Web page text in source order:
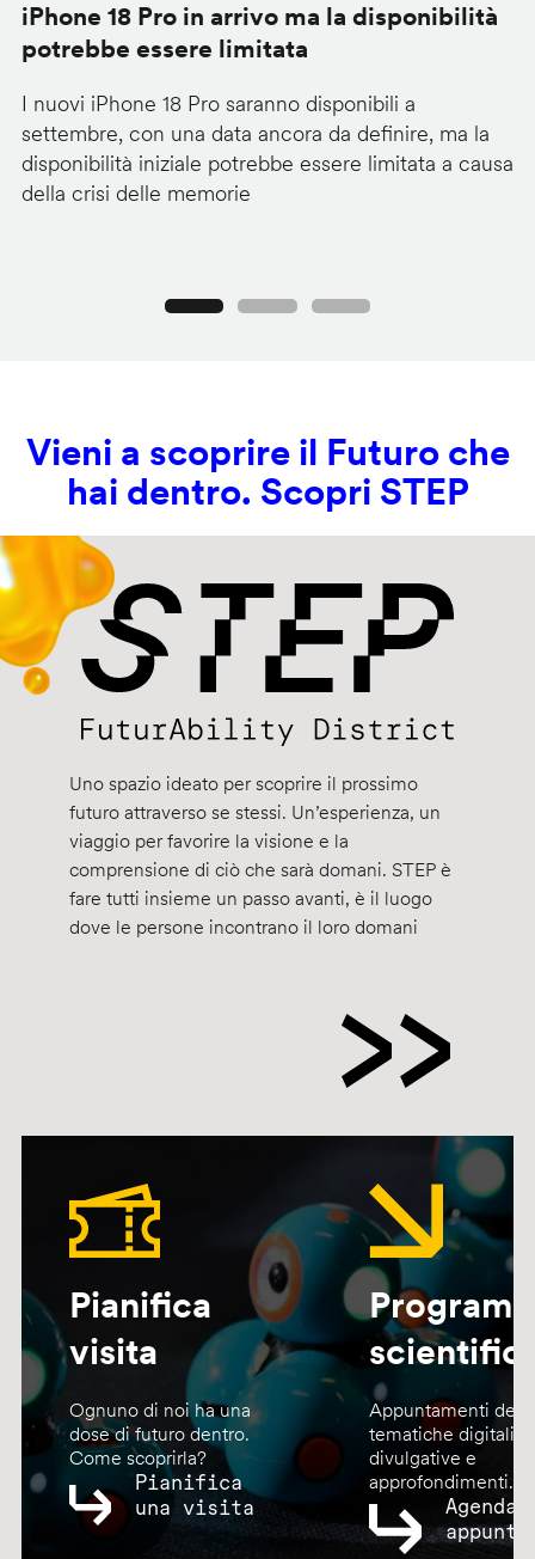
iPhone 18 Pro in arrivo ma la disponibilità
potrebbe essere limitata
I nuovi iPhone 18 Pro saranno disponibili a
settembre, con una data ancora da definire, ma la
disponibilità iniziale potrebbe essere limitata a causa
della crisi delle memorie
Vieni a scoprire il Futuro che
hai dentro. Scopri STEP
Uno spazio ideato per scoprire il prossimo
futuro attraverso se stessi. Un’esperienza, un
viaggio per favorire la visione e la
comprensione di ciò che sarà domani. STEP è
fare tutti insieme un passo avanti, è il luogo
dove le persone incontrano il loro domani
Pianifica
visita
Ognuno di noi ha una
dose di futuro dentro.
Come scoprirla?
Pianifica
una visita
Appuntamenti
tematiche digitali,
divulgative e
approfondimenti.
Agenda